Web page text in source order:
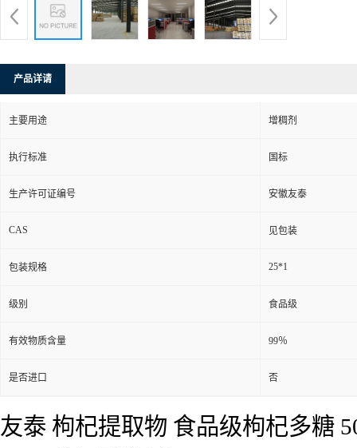
产品详请
主要用途 增稠剂
执行标准 国标
生产许可证编号 安徽友泰
CAS 见包装
包装规格 25*1
级别 食品级
有效物质含量 99％
是否进口 否
友泰 枸杞提取物 食品级枸杞多糖